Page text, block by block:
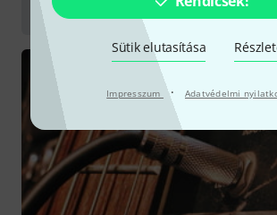
Sütik elutasítása
Impresszum · Adatvédelmi
Electric Guitars